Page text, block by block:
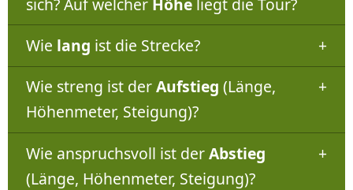
Wie lang ist die Strecke?
Wie streng ist derAufstieg (Länge,
Höhenmeter, Steigung)?
Wie anspruchsvoll ist derAbstieg
(Länge, Höhenmeter, Steigung)?